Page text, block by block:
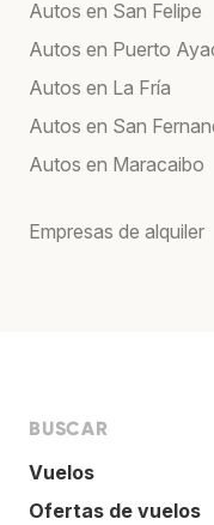
Autos en San Felipe
Autos en Puerto
Autos en La Fría
Autos en San
Autos en Maracaibo
Empresas de alquiler
BUSCAR
Vuelos
Ofertas de vuelos